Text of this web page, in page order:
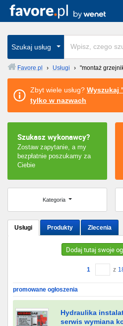
Szukaj usług
Favore.pl › Usługi › "montaż
Zbyt wiele usług? Wyszukaj
tylko w nazwach
Szukasz wykonawcy?
Zostaw zapytanie, a my
bezpłatnie poszukamy za
Ciebie
Kategoria
Usługi Produkty Zlecenia
Dodaj tutaj swoje
1 z
promowane ogłoszenia
Hydraulika
serwis wymiana
Cała Polska
wszystkie w całym kraju
Warszawa
Wrocław
Poznań
Szczecin
Lublin
Bydgoszcz